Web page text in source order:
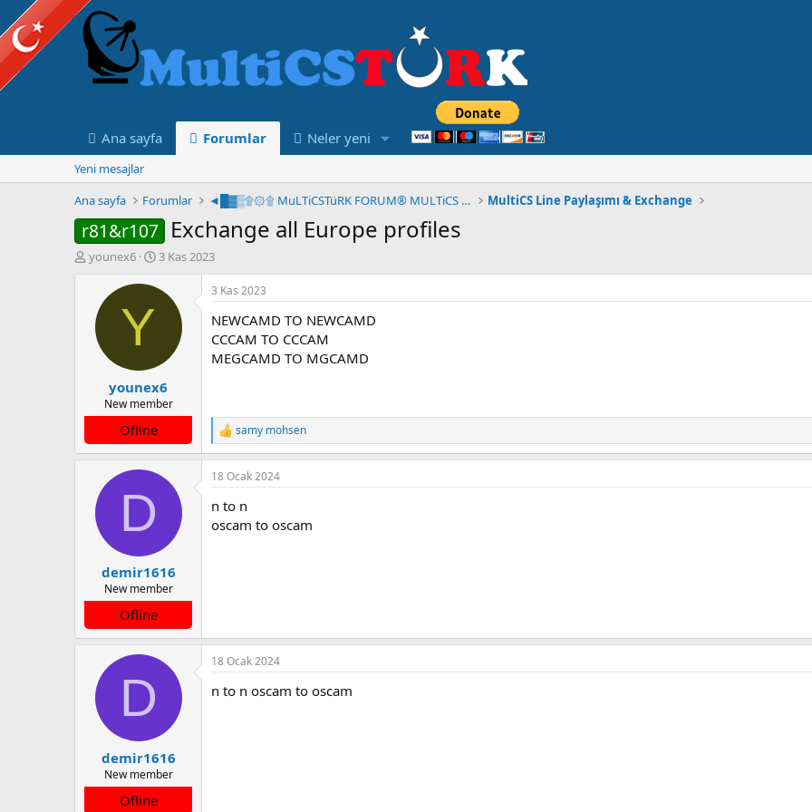
Ana sayfa Forumlar Neler yeni
Yeni mesajlar
Ana sayfa
Forumlar ◄█▓▒۩۞۩ MuLTiCSTüRK FORUM® MULTiCS BÖLÜMÜ ۩۞░▒▓█ MultiCS Line Paylaşımı & Exchange
r81&r107 Exchange all Europe profiles
K
a
a
younex6
B
ş
ı
ç
t
a
i
3 Kas 2023
Y
younex6
New member
Ofline
3 Kas 2023
NEWCAMD TO NEWCAMD
CCCAM TO CCCAM
MEGCAMD TO MGCAMD
T
e
p
k
l
e
samy mohsen
D
demir1616
New member
Ofline
18 Ocak 2024
n to n
oscam to oscam
D
demir1616
New member
Ofline
18 Ocak 2024
n to n oscam to oscam